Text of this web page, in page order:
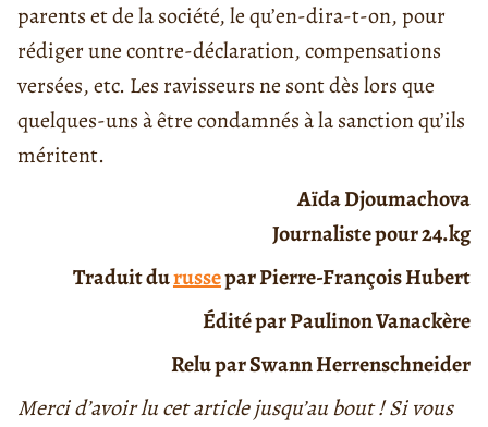
parents et de la société, le qu’en-dira-t-on, pour
rédiger une contre-déclaration, compensations
versées, etc. Les ravisseurs ne sont dès lors que
quelques-uns à être condamnés à la sanction qu’ils
méritent.
Aïda Djoumachova
Journaliste pour 24.kg
Traduit durussepar Pierre-François Hubert
Édité par Paulinon Vanackère
Relu par Swann Herrenschneider
Merci d’avoir lu cet article jusqu’au bout ! Si vous